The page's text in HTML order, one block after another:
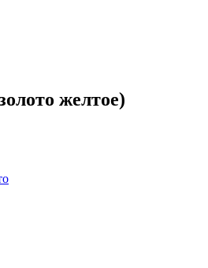
желтое)